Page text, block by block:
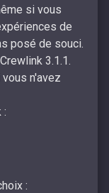
si vous
de
posé de souci.
3.1.1.
n'avez
:
: